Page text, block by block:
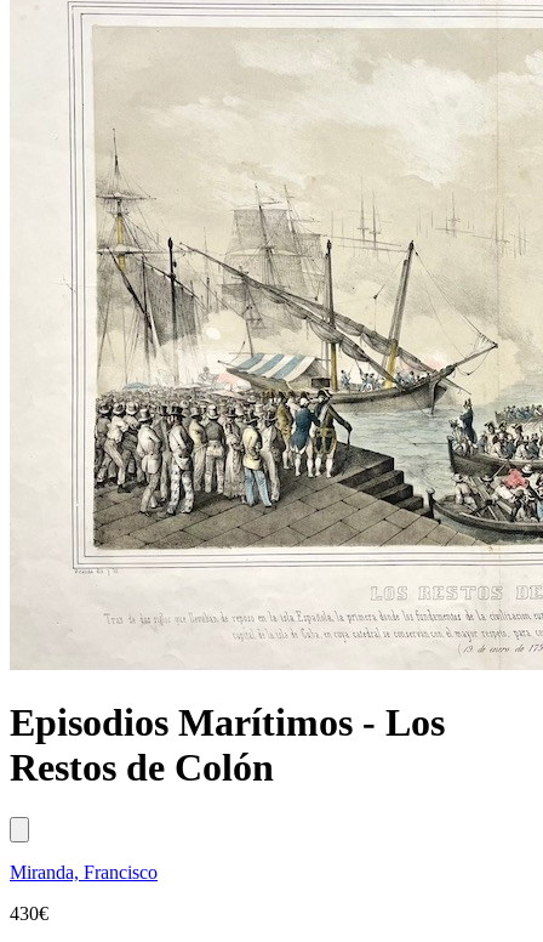
Episodios Marítimos - Los
Restos de Colón
Miranda, Francisco
430€